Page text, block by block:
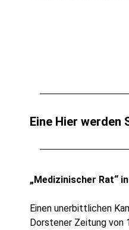
Eine Hier werden
„Medizinischer Rat“
Einen unerbittlichen
Dorstener Zeitung von